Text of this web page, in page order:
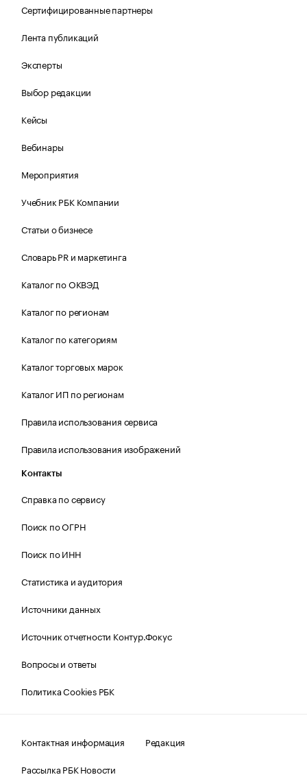
Сертифицированные партнеры
Лента публикаций
Эксперты
Выбор редакции
Кейсы
Вебинары
Мероприятия
Учебник РБК Компании
Статьи о бизнесе
Словарь PR и маркетинга
Каталог по ОКВЭД
Каталог по регионам
Каталог по категориям
Каталог торговых марок
Каталог ИП по регионам
Правила использования сервиса
Правила использования изображений
Контакты
Справка по сервису
Поиск по ОГРН
Поиск по ИНН
Статистика и аудитория
Источники данных
Источник отчетности Контур.Фокус
Вопросы и ответы
Политика Cookies РБК
Контактная информация
Редакция
Рассылка РБК Новости